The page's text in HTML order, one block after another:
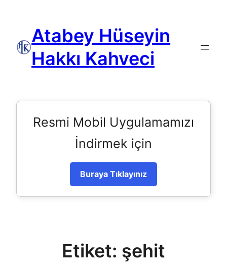
Atabey Hüseyin
Hakkı Kahveci
Resmi Mobil Uygulamamızı
İndirmek için
Buraya Tıklayınız
Etiket: şehit